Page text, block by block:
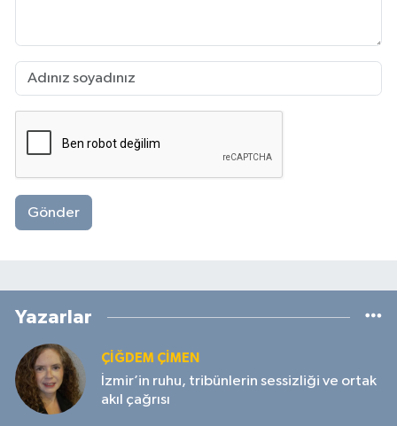
Gönder
Yazarlar
ÇIĞDEM ÇIMEN
İzmir’in ruhu, tribünlerin sessizliği ve ortak
akıl çağrısı